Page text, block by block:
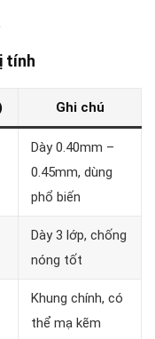
tính
Ghi chú
Dày 0.40mm –
0.45mm, dùng
phổ biến
Dày 3 lớp, chống
nóng tốt
Khung chính, có
thể mạ kẽm